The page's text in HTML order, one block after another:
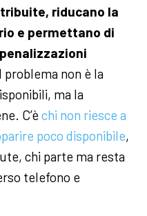
riducano la
e permettano di
non è la
ma la
C’è chi non riesce a
poco disponibile,
chi parte ma resta
telefono e